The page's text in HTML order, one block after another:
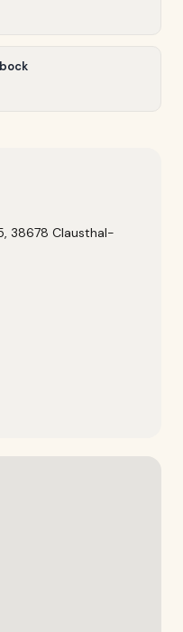
38678 Clausthal-